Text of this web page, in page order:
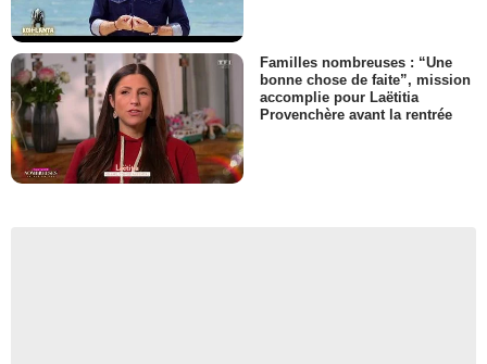
Familles nombreuses : “Une
bonne chose de faite”, mission
accomplie pour Laëtitia
Provenchère avant la rentrée